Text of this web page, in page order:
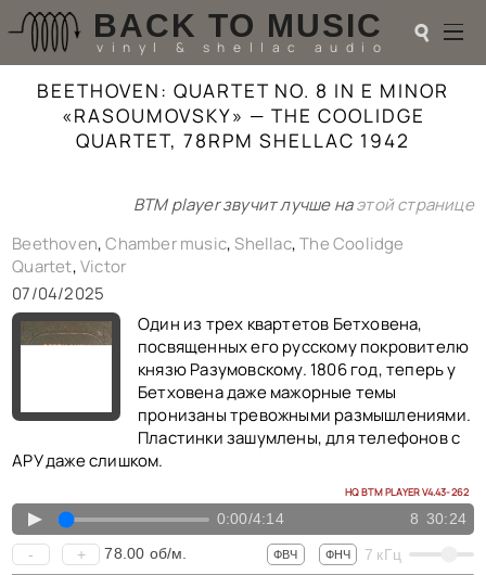
BACK TO MUSIC
vinyl & shellac audio ☌
☌
UPGRADES
PIEZO
АКУСТИКА
ТЕОРИЯ
МУЗЫКА
HI-FI PLAYERS
ПЕРСОНАЛИИ
LOL
О САЙТЕ
BACK TO PHOTO
BEETHOVEN: QUARTET NO. 8 IN E MINOR
«RASOUMOVSKY» — THE COOLIDGE
QUARTET, 78RPM SHELLAC 1942
BTM player звучит лучше наэтой странице
Beethoven,Chamber music,Shellac,The Coolidge
Quartet,Victor
07/04/2025
Один из трех квартетов Бетховена,
посвященных его русскому покровителю
князю Разумовскому. 1806 год, теперь у
Бетховена даже мажорные темы
пронизаны тревожными размышлениями.
Пластинки зашумлены, для телефонов с
АРУ даже слишком.
HQ BTM PLAYER V4.43-262
▲ 0:00/4:14 8 30:24
- + 78.00 об/м. ФВЧ ФНЧ 7 кГц